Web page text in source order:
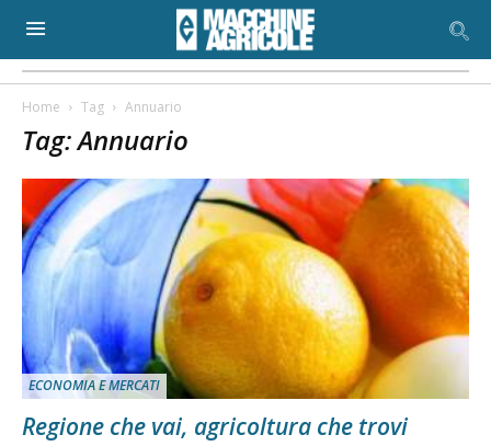
Home Tag Annuario
Tag: Annuario
ECONOMIA E MERCATI
Regione che vai, agricoltura che trovi